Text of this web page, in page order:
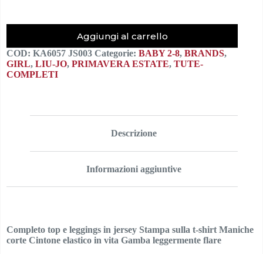
Aggiungi al carrello
COD: KA6057 JS003 Categorie: BABY 2-8, BRANDS,
GIRL, LIU-JO, PRIMAVERA ESTATE, TUTE-
COMPLETI
Descrizione
Informazioni aggiuntive
Completo top e leggings in jersey Stampa sulla t-shirt Maniche
corte Cintone elastico in vita Gamba leggermente flare